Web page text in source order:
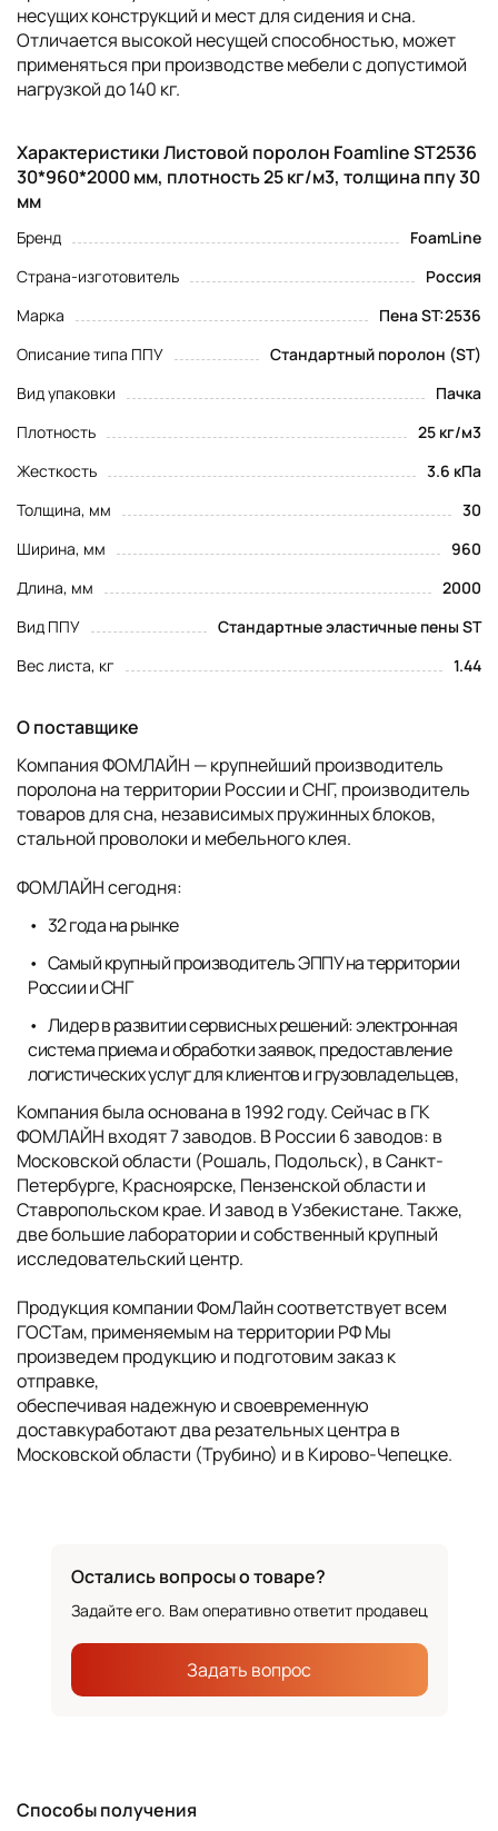
несущих конструкций и мест для сидения и сна.
Отличается высокой несущей способностью, может
применяться при производстве мебели с допустимой
нагрузкой до 140 кг.
Характеристики Листовой поролон Foamline ST2536
30*960*2000 мм, плотность 25 кг/м3, толщина ппу 30
мм
Бренд
FoamLine
Страна-изготовитель
Россия
Марка
Пена ST:2536
Описание типа ППУ
Стандартный поролон (ST)
Вид упаковки
Пачка
Плотность
25 кг/м3
Жесткость
3.6 кПа
Толщина, мм
30
Ширина, мм
960
Длина, мм
2000
Вид ППУ
Стандартные эластичные пены ST
Вес листа, кг
1.44
О поставщике
Компания ФОМЛАЙН — крупнейший производитель
поролона на территории России и СНГ, производитель
товаров для сна, независимых пружинных блоков,
стальной проволоки и мебельного клея.
ФОМЛАЙН сегодня:
32 года на рынке
Самый крупный производитель ЭППУ на территории
России и СНГ
Лидер в развитии сервисных решений: электронная
система приема и обработки заявок, предоставление
логистических услуг для клиентов и грузовладельцев,
Компания была основана в 1992 году. Сейчас в ГК
ФОМЛАЙН входят 7 заводов. В России 6 заводов: в
Московской области (Рошаль, Подольск), в Санкт-
Петербурге, Красноярске, Пензенской области и
Ставропольском крае. И завод в Узбекистане. Также,
две большие лаборатории и собственный крупный
исследовательский центр.
Продукция компании ФомЛайн соответствует всем
ГОСТам, применяемым на территории РФ Мы
произведем продукцию и подготовим заказ к
отправке,
обеспечивая надежную и своевременную
доставкуработают два резательных центра в
Московской области (Трубино) и в Кирово-Чепецке.
Способы получения
Остались вопросы о товаре?
Задайте его. Вам оперативно ответит продавец
Задать вопрос